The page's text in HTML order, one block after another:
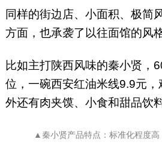
同样的街边店、小面积、极简
方面，也承袭了以往面馆的风
比如主打陕西风味的秦小贤，
位，一碗西安红油米线9.9元
外还有肉夹馍、小食和甜品饮料
▲秦小贤产品特点：标准化程度高